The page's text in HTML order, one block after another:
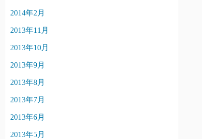
2014年2月
2013年11月
2013年10月
2013年9月
2013年8月
2013年7月
2013年6月
2013年5月